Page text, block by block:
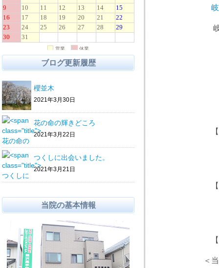
岐阜市の
岐阜市茜
【診療時
【休
【完全
＜当日予約
ブログ更新履歴
櫻並木
2021年3月30日
花の命の輝きどころ
2021年3月22日
つくしに出会いました。
2021年3月21日
当院の基本情報